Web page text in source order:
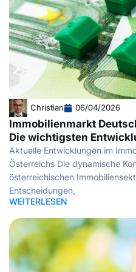
Christian 06/04/2026
Immobilienmarkt
Die wichtigsten
Aktuelle Entwicklungen im
Österreichs Die dynamische
österreichischen
Entscheidungen,
WEITERLESEN